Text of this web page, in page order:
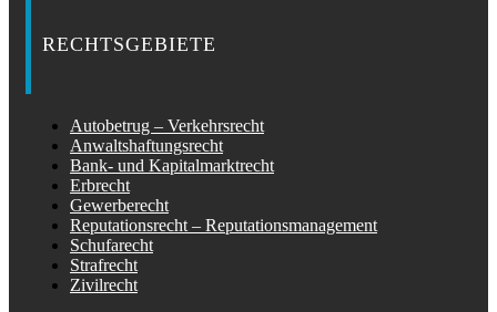
RECHTSGEBIETE
Autobetrug – Verkehrsrecht
Anwaltshaftungsrecht
Bank- und Kapitalmarktrecht
Erbrecht
Gewerberecht
Reputationsrecht – Reputationsmanagement
Schufarecht
Strafrecht
Zivilrecht